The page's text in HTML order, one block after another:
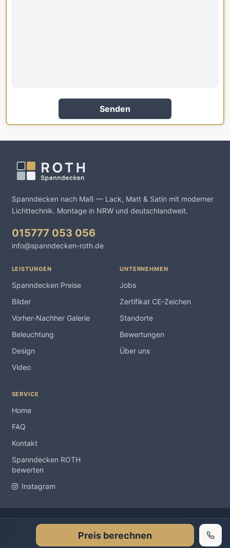
Senden
Spanndecken nach Maß — Lack, Matt & Satin mit moderner
Lichttechnik. Montage in NRW und deutschlandweit.
015777 053 056
info@spanndecken-roth.de
LEISTUNGEN
Spanndecken Preise
Bilder
Vorher-Nachher Galerie
Beleuchtung
Design
Video
UNTERNEHMEN
Jobs
Zertifikat CE-Zeichen
Standorte
Bewertungen
Über uns
SERVICE
Home
FAQ
Kontakt
Spanndecken ROTH
bewerten
Instagram
Copyright Spanndecken ROTH ® 2012-2026 |Impressum|
DatenschutzerklärungPreis berechnen